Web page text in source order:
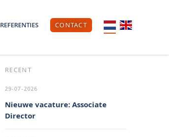
REFERENTIES CONTACT
RECENT
29-07-2026
Nieuwe vacature: Associate
Director